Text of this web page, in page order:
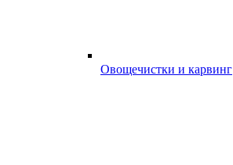
Овощечистки и карвинг